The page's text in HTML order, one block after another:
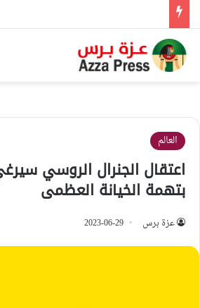
العالم
اعتقال الجنرال الروسي
بتهمة الخيانة العظمى
عزة برس 2023-06-29